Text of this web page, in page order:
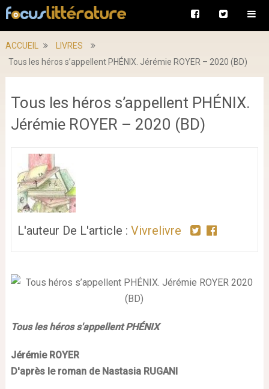
ACCUEIL
LIVRES
Tous les héros s’appellent PHÉNIX. Jérémie ROYER – 2020 (BD)
Tous les héros s’appellent PHÉNIX.
Jérémie ROYER – 2020 (BD)
L'auteur De L'article : Vivrelivre
Tous les héros s'appellent PHÉNIX
Jérémie ROYER
D'après le roman de Nastasia RUGANI